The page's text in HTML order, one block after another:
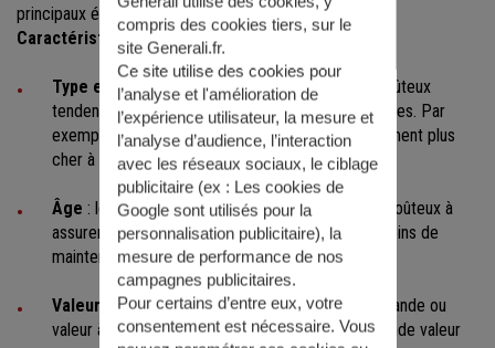
principaux éléments à prendre en compte :
Caractéristiques du voilier
Type et taille: les voiliers plus grands et plus coûteux
tendent à avoir des primes d'assurance plus élevées. Par
exemple, un voilier de 30 pieds coûtera généralement plus
cher à assurer qu'un voilier de 20 pieds.
Âge : les voiliers plus anciens peuvent être plus coûteux à
assurer en raison de l'usure et des éventuels besoins de
maintenance plus fréquents.
Valeur : la valeur assurée du voilier (valeur marchande ou
valeur à neuf) est un facteur clé. Un voilier de grande valeur
compris des cookies tiers, sur le
site Generali.fr.
Ce site utilise des cookies pour
l’analyse et l'amélioration de
l’expérience utilisateur, la mesure et
l’analyse d’audience, l’interaction
avec les réseaux sociaux, le ciblage
publicitaire (ex : Les cookies de
Google sont utilisés pour la
personnalisation publicitaire), la
mesure de performance de nos
campagnes publicitaires.
Pour certains d’entre eux, votre
consentement est nécessaire. Vous